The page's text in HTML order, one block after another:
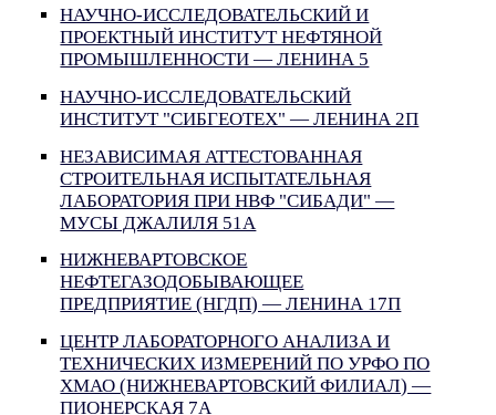
НАУЧНО-ИССЛЕДОВАТЕЛЬСКИЙ И
ПРОЕКТНЫЙ ИНСТИТУТ НЕФТЯНОЙ
ПРОМЫШЛЕННОСТИ — ЛЕНИНА 5
НАУЧНО-ИССЛЕДОВАТЕЛЬСКИЙ
ИНСТИТУТ "СИБГЕОТЕХ" — ЛЕНИНА 2П
НЕЗАВИСИМАЯ АТТЕСТОВАННАЯ
СТРОИТЕЛЬНАЯ ИСПЫТАТЕЛЬНАЯ
ЛАБОРАТОРИЯ ПРИ НВФ "СИБАДИ" —
МУСЫ ДЖАЛИЛЯ 51А
НИЖНЕВАРТОВСКОЕ
НЕФТЕГАЗОДОБЫВАЮЩЕЕ
ПРЕДПРИЯТИЕ (НГДП) — ЛЕНИНА 17П
ЦЕНТР ЛАБОРАТОРНОГО АНАЛИЗА И
ТЕХНИЧЕСКИХ ИЗМЕРЕНИЙ ПО УРФО ПО
ХМАО (НИЖНЕВАРТОВСКИЙ ФИЛИАЛ) —
ПИОНЕРСКАЯ 7А